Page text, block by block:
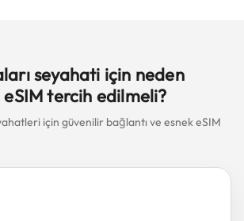
seyahati için neden
tercih edilmeli?
için güvenilir bağlantı ve esnek eSIM